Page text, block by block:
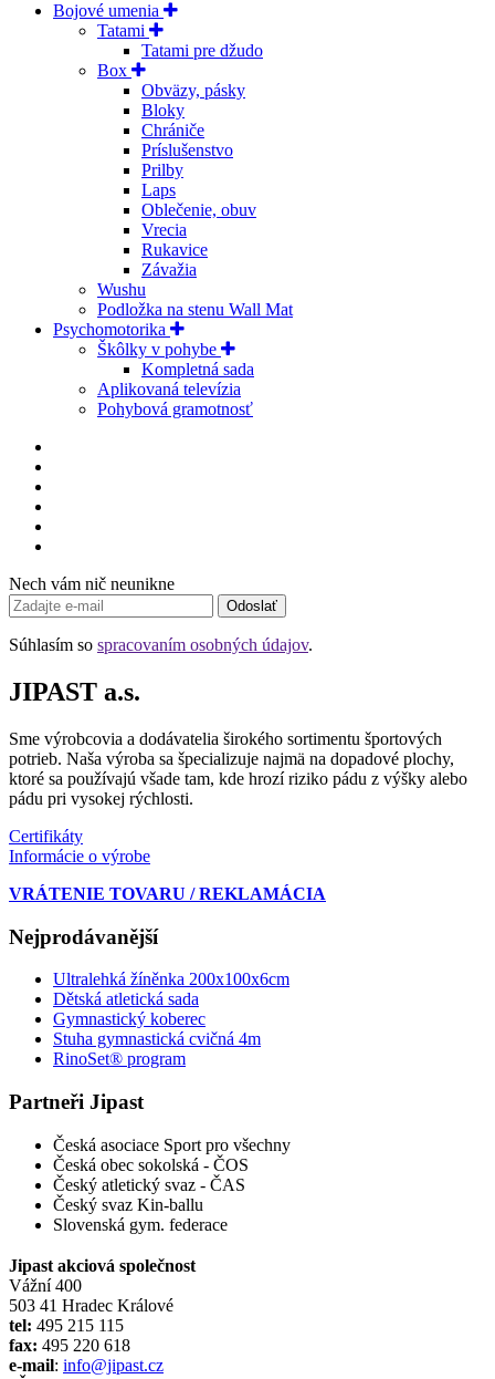
Bojové umenia
Tatami
Tatami pre džudo
Box
Obväzy, pásky
Bloky
Chrániče
Príslušenstvo
Prilby
Laps
Oblečenie, obuv
Vrecia
Rukavice
Závažia
Wushu
Podložka na stenu Wall Mat
Psychomotorika
Škôlky v pohybe
Kompletná sada
Aplikovaná televízia
Pohybová gramotnosť
Nech vám nič neunikne
Odoslať
Súhlasím so spracovaním osobných údajov.
JIPAST a.s.
Sme výrobcovia a dodávatelia širokého sortimentu športových
potrieb. Naša výroba sa špecializuje najmä na dopadové plochy,
ktoré sa používajú všade tam, kde hrozí riziko pádu z výšky alebo
pádu pri vysokej rýchlosti.
Certifikáty
Informácie o výrobe
VRÁTENIE TOVARU / REKLAMÁCIA
Nejprodávanější
Ultralehká žíněnka 200x100x6cm
Dětská atletická sada
Gymnastický koberec
Stuha gymnastická cvičná 4m
RinoSet® program
Partneři Jipast
Česká asociace Sport pro všechny
Česká obec sokolská - ČOS
Český atletický svaz - ČAS
Český svaz Kin-ballu
Slovenská gym. federace
Jipast akciová společnost
Vážní 400
503 41 Hradec Králové
tel: 495 215 115
fax: 495 220 618
e-mail: info@jipast.cz